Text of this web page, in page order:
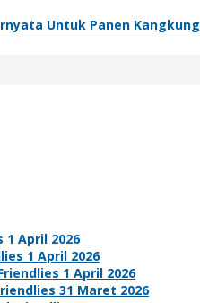
Untuk Panen Kangkung
April 2026
1 April 2026
1 April 2026
31 Maret 2026